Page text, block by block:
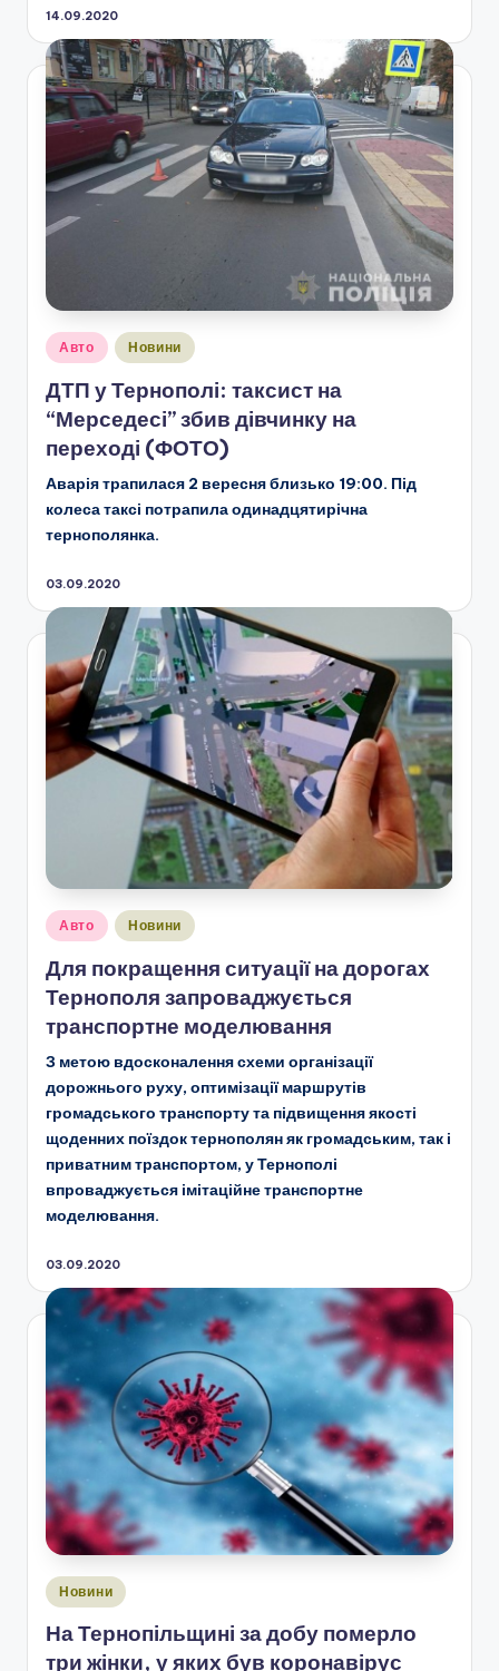
14.09.2020
Опубліковано
Авто Новини
ДТП у Тернополі: таксист на
“Мерседесі” збив дівчинку на
переході (ФОТО)
Аварія трапилася 2 вересня близько 19:00. Під
колеса таксі потрапила одинадцятирічна
тернополянка.
03.09.2020
Опубліковано
Авто Новини
Для покращення ситуації на дорогах
Тернополя запроваджується
транспортне моделювання
З метою вдосконалення схеми організації
дорожнього руху, оптимізації маршрутів
громадського транспорту та підвищення якості
щоденних поїздок тернополян як громадським, так і
приватним транспортом, у Тернополі
впроваджується імітаційне транспортне
моделювання.
03.09.2020
Опубліковано
Новини
На Тернопільщині за добу померло
три жінки, у яких був коронавірус